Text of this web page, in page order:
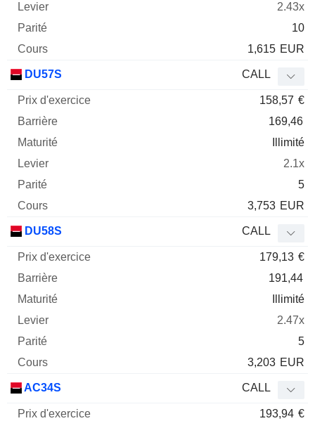
2.43x
10
1,615 EUR
DU57S CALL
158,57 €
169,46
Illimité
2.1x
5
3,753 EUR
DU58S CALL
179,13 €
191,44
Illimité
2.47x
5
3,203 EUR
AC34S CALL
193,94 €